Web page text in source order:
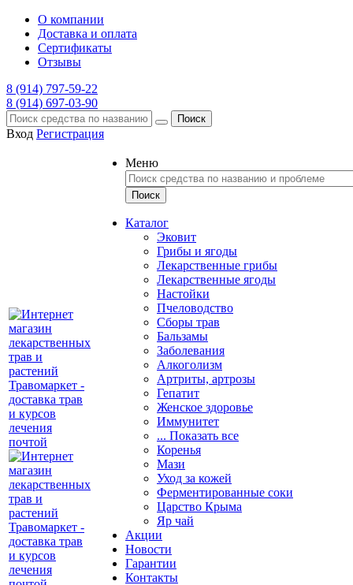
О компании
Доставка и оплата
Сертификаты
Отзывы
8 (914) 797-59-22
8 (914) 697-03-90
Поиск
Вход Регистрация
Меню
Каталог
Эковит
Грибы и ягоды
Лекарственные грибы
Лекарственные ягоды
Настойки
Пчеловодство
Сборы трав
Бальзамы
Заболевания
Алкоголизм
Артриты, артрозы
Гепатит
Женское здоровье
Иммунитет
... Показать все
Коренья
Мази
Уход за кожей
Ферментированные соки
Царство Крыма
Яр чай
Акции
Новости
Гарантии
Контакты